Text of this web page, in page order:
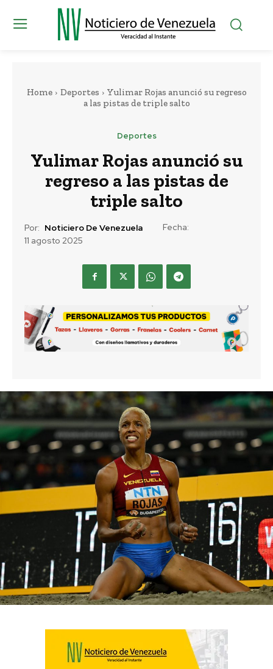
Home Deportes
Yulimar Rojas anunció su regreso
a las pistas de triple salto
Deportes
Yulimar Rojas anunció su
regreso a las pistas de
triple salto
Por: Noticiero De Venezuela
Fecha:
11 agosto 2025